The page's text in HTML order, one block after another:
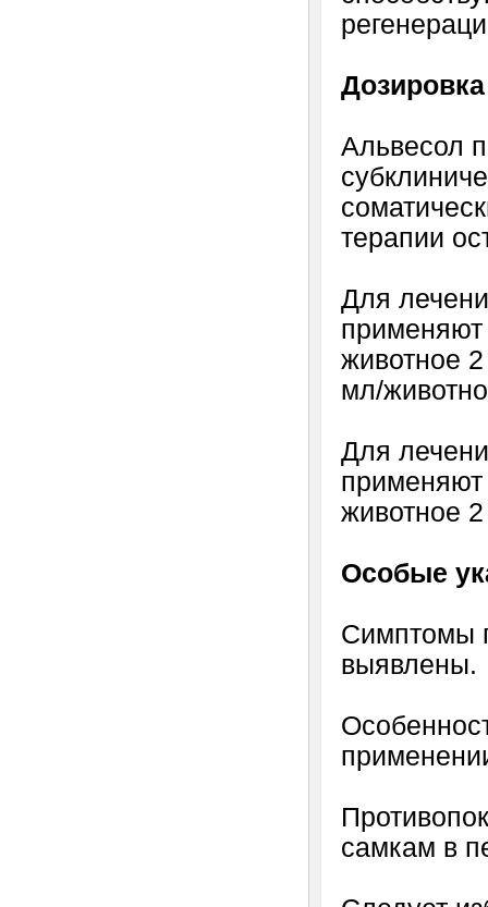
Альвесол
терапии
Для
животное
мл/
Для
животное
Особые
Симптомы
выявлены.
самкам в